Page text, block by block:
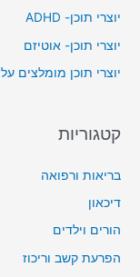
o
r
:
יוצרי תוכן- ADHD
יוצרי תוכן- אוטיזם
יוצרי תוכן מומלצים על ADHD ואוטיזם
קטגוריות
בריאות ורפואה
דיכאון
הורים וילדים
הפרעת קשב וריכוז